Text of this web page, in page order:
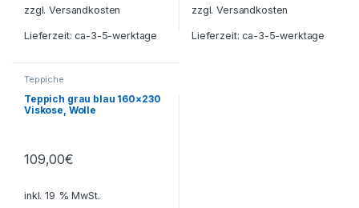
zzgl.Versandkosten
Lieferzeit:ca-3-5-werktage
zzgl.Versandkosten
Lieferzeit:ca-3-5-werktage
Teppiche
Teppich grau blau 160×230
Viskose, Wolle
109,00€
inkl. 19 % MwSt.